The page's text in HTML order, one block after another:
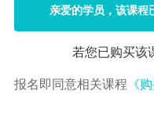
亲爱的学员，该课程
若您已购买该
报名即同意相关课程 《